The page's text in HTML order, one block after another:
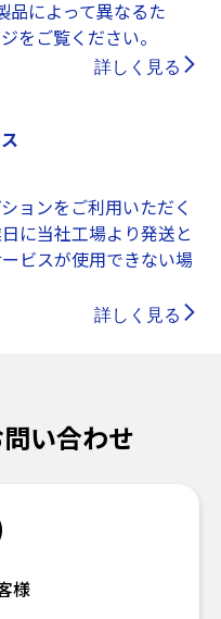
品によって異なるた
をご覧ください。
詳しく見る
ョンをご利用いただく
に当社工場より発送と
ビスが使用できない場
詳しく見る
い合わせ
様